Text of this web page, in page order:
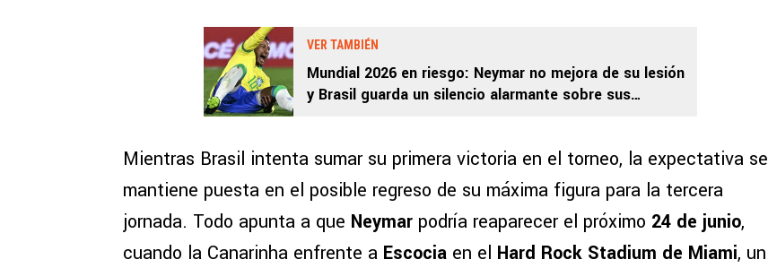
VER TAMBIÉN
Mundial 2026 en riesgo: Neymar no mejora de su lesión
y Brasil guarda un silencio alarmante sobre sus
Mientras Brasil intenta sumar su primera victoria en el torneo, la expectativa se
mantiene puesta en el posible regreso de su máxima figura para la tercera
jornada. Todo apunta a que Neymar podría reaparecer el próximo 24 de junio,
cuando la Canarinha enfrente a Escocia en el Hard Rock Stadium de Miami, un